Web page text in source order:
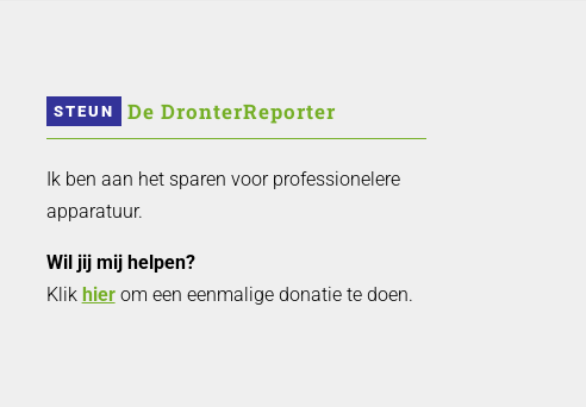
STEUN De DronterReporter
Ik ben aan het sparen voor professionelere
apparatuur.
Wil jij mij helpen?
Klik hierom een eenmalige donatie te doen.